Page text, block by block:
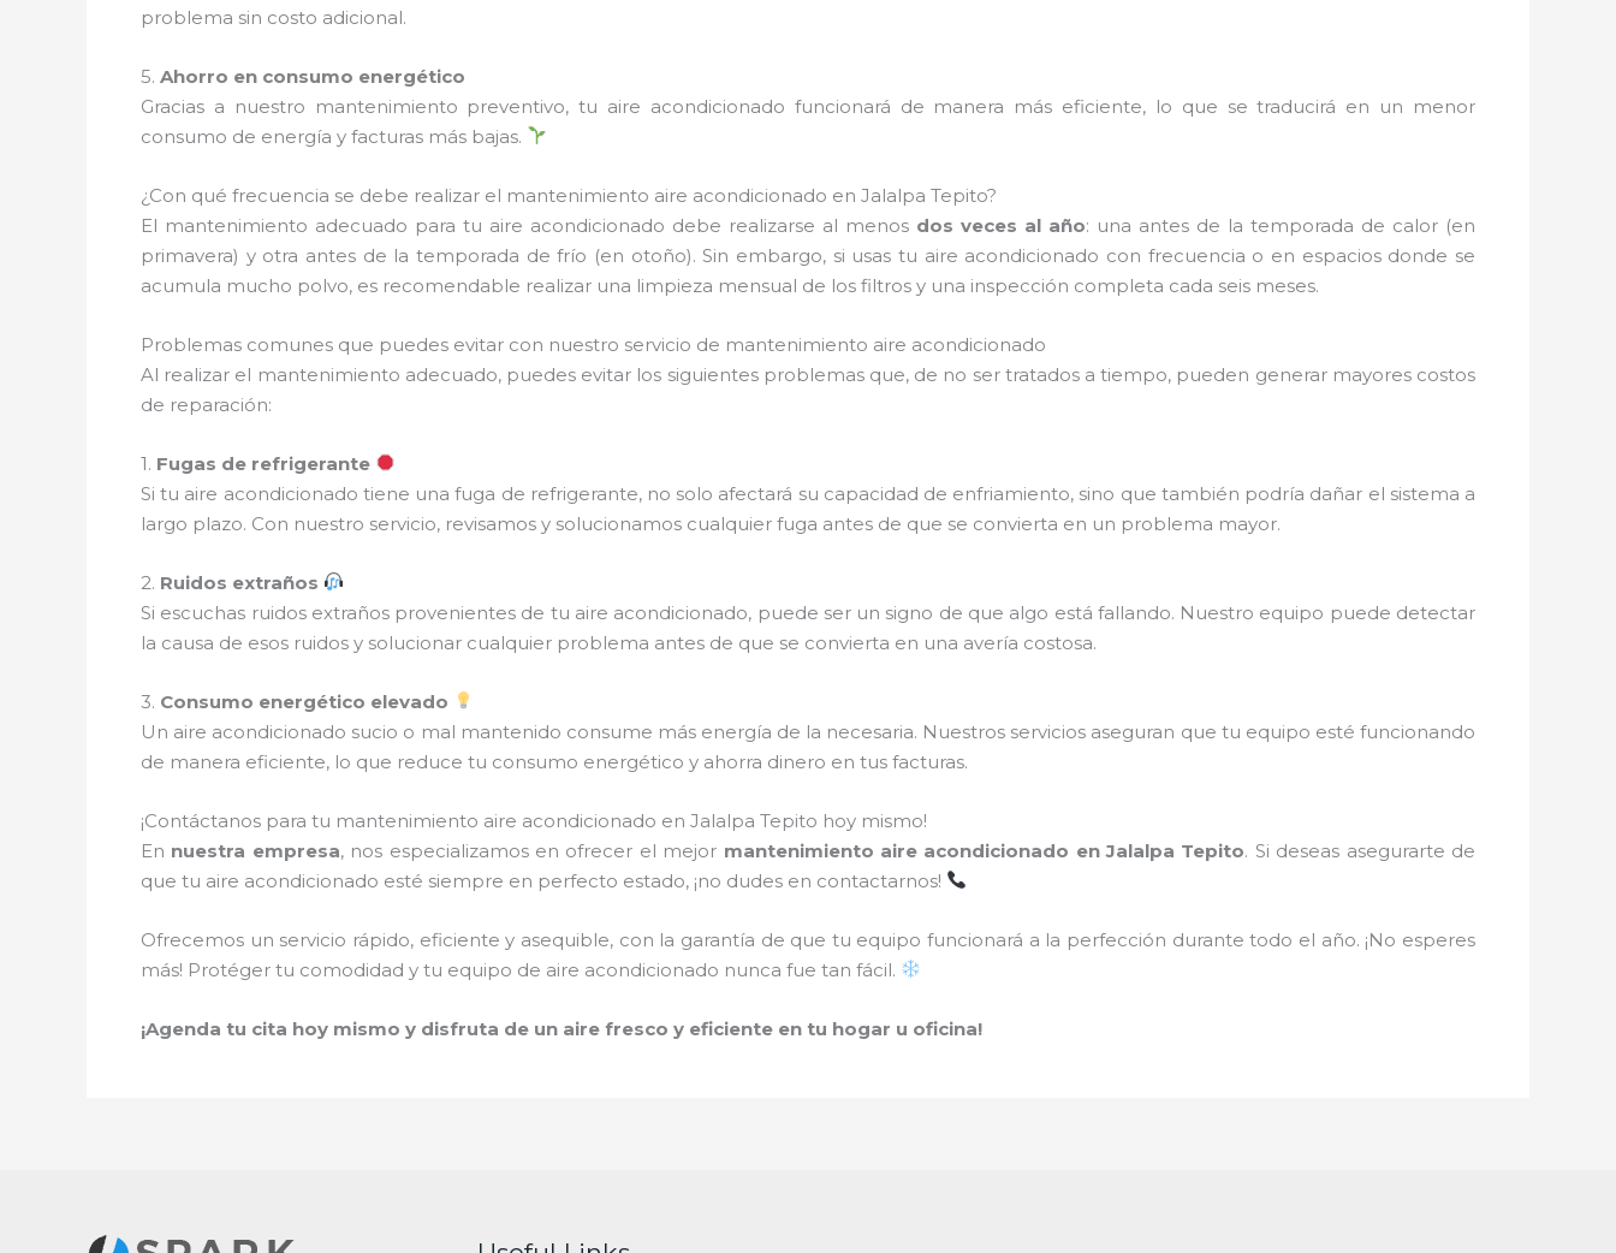
problema sin costo adicional.
5. Ahorro en consumo energético
Gracias a nuestro mantenimiento preventivo, tu aire acondicionado funcionará de manera más eficiente, lo que se traducirá en un menor
consumo de energía y facturas más bajas.
¿Con qué frecuencia se debe realizar el mantenimiento aire acondicionado en Jalalpa Tepito?
El mantenimiento adecuado para tu aire acondicionado debe realizarse al menos dos veces al año: una antes de la temporada de calor (en
primavera) y otra antes de la temporada de frío (en otoño). Sin embargo, si usas tu aire acondicionado con frecuencia o en espacios donde se
acumula mucho polvo, es recomendable realizar una limpieza mensual de los filtros y una inspección completa cada seis meses.
Problemas comunes que puedes evitar con nuestro servicio de mantenimiento aire acondicionado
Al realizar el mantenimiento adecuado, puedes evitar los siguientes problemas que, de no ser tratados a tiempo, pueden generar mayores costos
de reparación:
1. Fugas de refrigerante
Si tu aire acondicionado tiene una fuga de refrigerante, no solo afectará su capacidad de enfriamiento, sino que también podría dañar el sistema a
largo plazo. Con nuestro servicio, revisamos y solucionamos cualquier fuga antes de que se convierta en un problema mayor.
2. Ruidos extraños
Si escuchas ruidos extraños provenientes de tu aire acondicionado, puede ser un signo de que algo está fallando. Nuestro equipo puede detectar
la causa de esos ruidos y solucionar cualquier problema antes de que se convierta en una avería costosa.
3. Consumo energético elevado
Un aire acondicionado sucio o mal mantenido consume más energía de la necesaria. Nuestros servicios aseguran que tu equipo esté funcionando
de manera eficiente, lo que reduce tu consumo energético y ahorra dinero en tus facturas.
¡Contáctanos para tu mantenimiento aire acondicionado en Jalalpa Tepito hoy mismo!
En nuestra empresa, nos especializamos en ofrecer el mejor mantenimiento aire acondicionado en Jalalpa Tepito. Si deseas asegurarte de
que tu aire acondicionado esté siempre en perfecto estado, ¡no dudes en contactarnos!
Ofrecemos un servicio rápido, eficiente y asequible, con la garantía de que tu equipo funcionará a la perfección durante todo el año. ¡No esperes
más! Protéger tu comodidad y tu equipo de aire acondicionado nunca fue tan fácil.
¡Agenda tu cita hoy mismo y disfruta de un aire fresco y eficiente en tu hogar u oficina!